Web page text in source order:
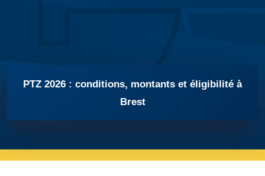
PTZ 2026 : conditions, montants et éligibilité à
Brest